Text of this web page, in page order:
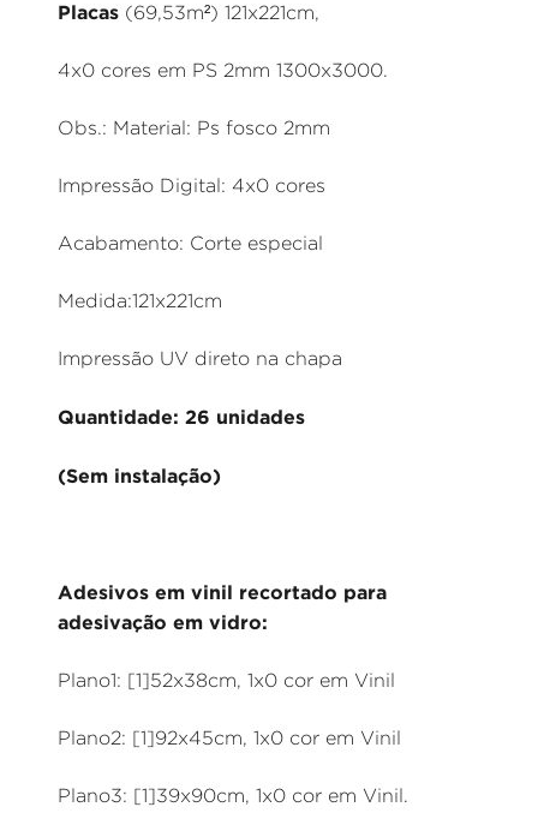
Placas (69,53m²) 121x221cm,
4x0 cores em PS 2mm 1300x3000.
Obs.: Material: Ps fosco 2mm
Impressão Digital: 4x0 cores
Acabamento: Corte especial
Medida:121x221cm
Impressão UV direto na chapa
Quantidade: 26 unidades
(Sem instalação)
Adesivos em vinil recortado para
adesivação em vidro:
Plano1: [1]52x38cm, 1x0 cor em Vinil
Plano2: [1]92x45cm, 1x0 cor em Vinil
Plano3: [1]39x90cm, 1x0 cor em Vinil.